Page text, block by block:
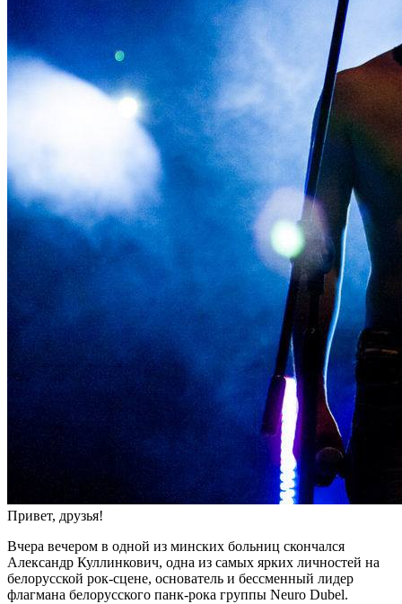
Привет, друзья!
Вчера вечером в одной из минских больниц скончался
Александр Куллинкович, одна из самых ярких личностей на
белорусской рок-сцене, основатель и бессменный лидер
флагмана белорусского панк-рока группы Neuro Dubel.